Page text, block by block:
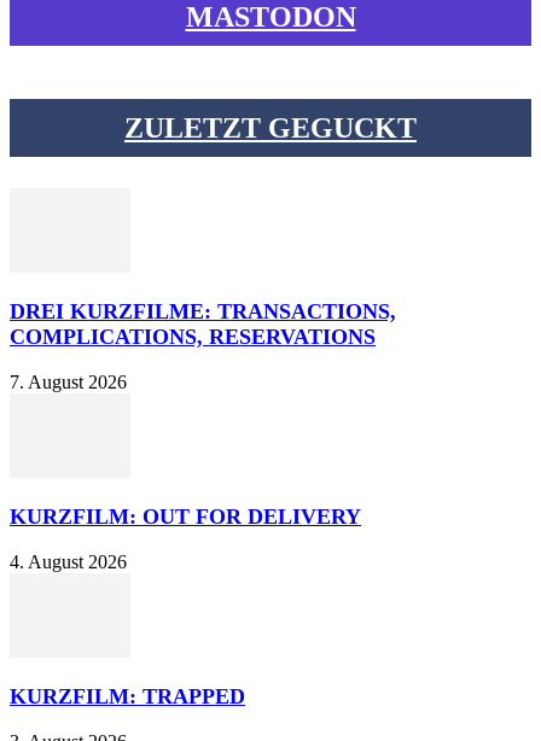
MASTODON
ZULETZT GEGUCKT
DREI KURZFILME: TRANSACTIONS,
COMPLICATIONS, RESERVATIONS
7. August 2026
KURZFILM: OUT FOR DELIVERY
4. August 2026
KURZFILM: TRAPPED